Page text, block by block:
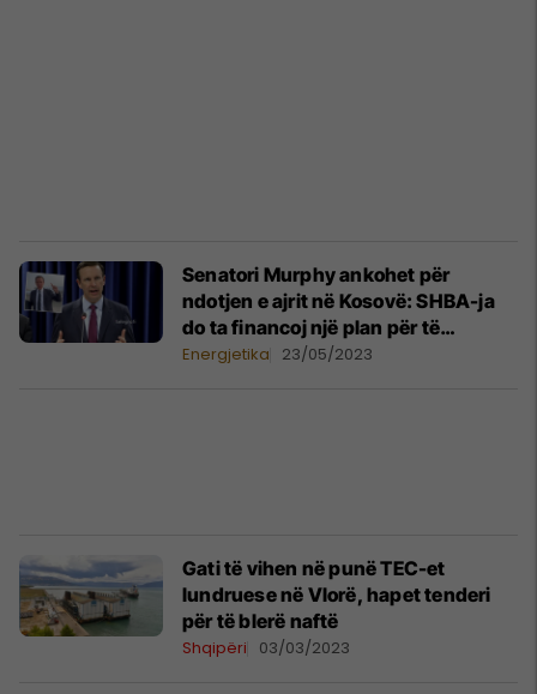
Senatori Murphy ankohet për
ndotjen e ajrit në Kosovë: SHBA-ja
do ta financoj një plan për të
zgjeruar energjinë diellore
Energjetika 23/05/2023
Gati të vihen në punë TEC-et
lundruese në Vlorë, hapet tenderi
për të blerë naftë
Shqipëri 03/03/2023